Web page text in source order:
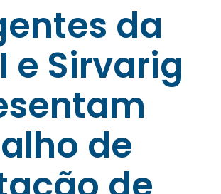
da
e Sirvarig
de